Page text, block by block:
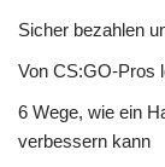
Sicher bezahlen
Von CS:GO-Pros
6 Wege, wie ein
verbessern kann